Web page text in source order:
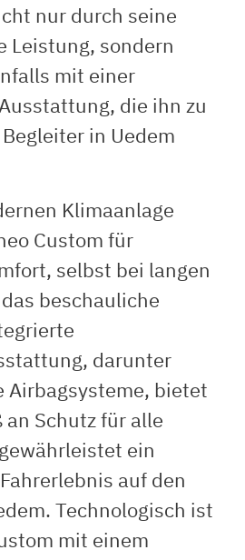
nur durch seine
Leistung, sondern
mit einer
die ihn zu
in Uedem
Klimaanlage
Custom für
selbst bei langen
beschauliche
darunter
bietet
an Schutz für alle
ein
auf den
Technologisch ist
mit einem